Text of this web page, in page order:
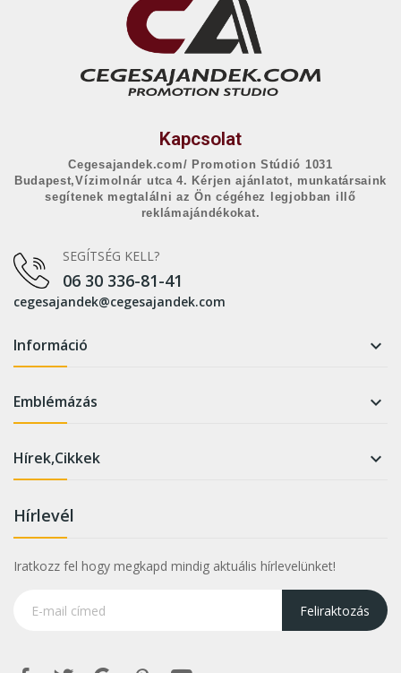
Kapcsolat
Cegesajandek.com/ Promotion Stúdió 1031
Budapest,Vízimolnár utca 4. Kérjen ajánlatot, munkatársaink
segítenek megtalálni az Ön cégéhez legjobban illő
reklámajándékokat.
SEGÍTSÉG KELL?
06 30 336-81-41
cegesajandek@cegesajandek.com
Információ 
Emblémázás 
Hírek,Cikkek 
Hírlevél
Iratkozz fel hogy megkapd mindig aktuális hírlevelünket!
Feliraktozás